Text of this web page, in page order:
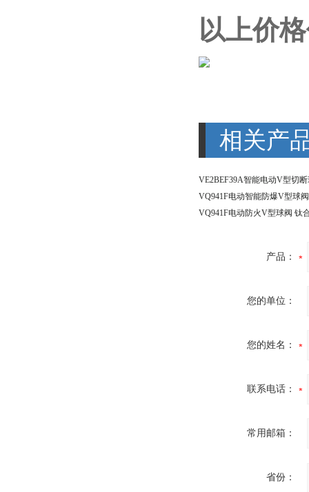
以上价
相关产
VE2BEF39A智能电动V型切
产品：
您的单位：
您的姓名：
联系电话：
常用邮箱：
省份：